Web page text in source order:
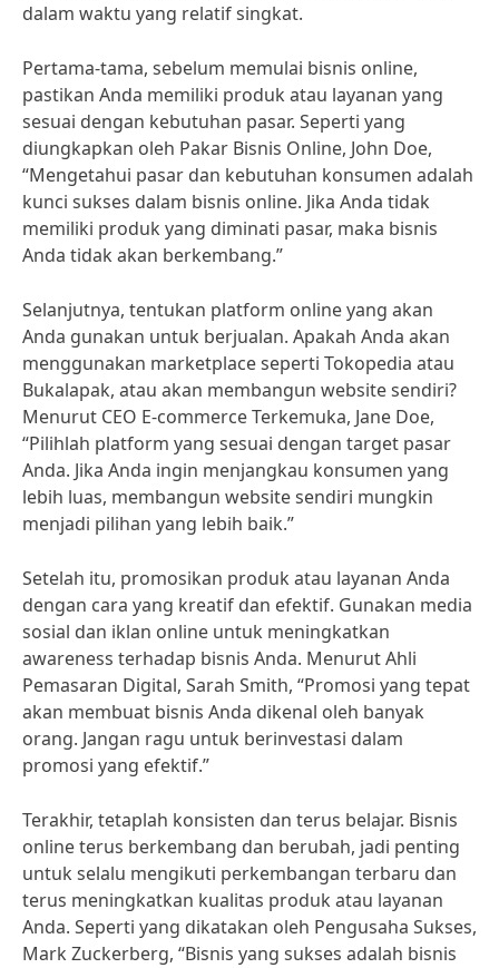
dalam waktu yang relatif singkat.
Pertama-tama, sebelum memulai bisnis online,
pastikan Anda memiliki produk atau layanan yang
sesuai dengan kebutuhan pasar. Seperti yang
diungkapkan oleh Pakar Bisnis Online, John Doe,
“Mengetahui pasar dan kebutuhan konsumen adalah
kunci sukses dalam bisnis online. Jika Anda tidak
memiliki produk yang diminati pasar, maka bisnis
Anda tidak akan berkembang.”
Selanjutnya, tentukan platform online yang akan
Anda gunakan untuk berjualan. Apakah Anda akan
menggunakan marketplace seperti Tokopedia atau
Bukalapak, atau akan membangun website sendiri?
Menurut CEO E-commerce Terkemuka, Jane Doe,
“Pilihlah platform yang sesuai dengan target pasar
Anda. Jika Anda ingin menjangkau konsumen yang
lebih luas, membangun website sendiri mungkin
menjadi pilihan yang lebih baik.”
Setelah itu, promosikan produk atau layanan Anda
dengan cara yang kreatif dan efektif. Gunakan media
sosial dan iklan online untuk meningkatkan
awareness terhadap bisnis Anda. Menurut Ahli
Pemasaran Digital, Sarah Smith, “Promosi yang tepat
akan membuat bisnis Anda dikenal oleh banyak
orang. Jangan ragu untuk berinvestasi dalam
promosi yang efektif.”
Terakhir, tetaplah konsisten dan terus belajar. Bisnis
online terus berkembang dan berubah, jadi penting
untuk selalu mengikuti perkembangan terbaru dan
terus meningkatkan kualitas produk atau layanan
Anda. Seperti yang dikatakan oleh Pengusaha Sukses,
Mark Zuckerberg, “Bisnis yang sukses adalah bisnis